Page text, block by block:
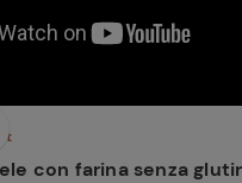
con farina senza